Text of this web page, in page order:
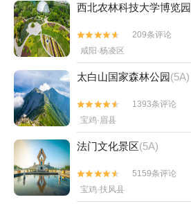
西北农林科技大学博览园


209条评论
咸阳·杨凌区
太白山国家森林公园(5A)


1393条评论
宝鸡·眉县
法门文化景区(5A)


5159条评论
宝鸡·扶风县